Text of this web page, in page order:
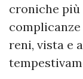
croniche più
reni, vista e